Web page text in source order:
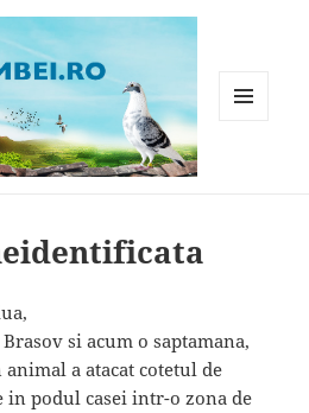
si acum o saptamana,
a atacat cotetul de
in podul casei intr-o zona de